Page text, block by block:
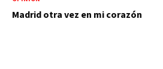
Madrid otra vez en mi corazón